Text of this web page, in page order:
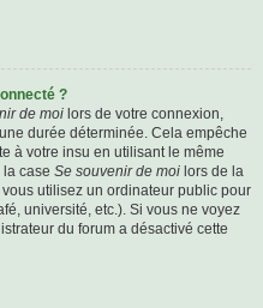
?
de moi lors de votre connexion,
durée déterminée. Cela empêche
à votre insu en utilisant le même
case Se souvenir de moi lors de la
utilisez un ordinateur public pour
université, etc.). Si vous ne voyez
du forum a désactivé cette